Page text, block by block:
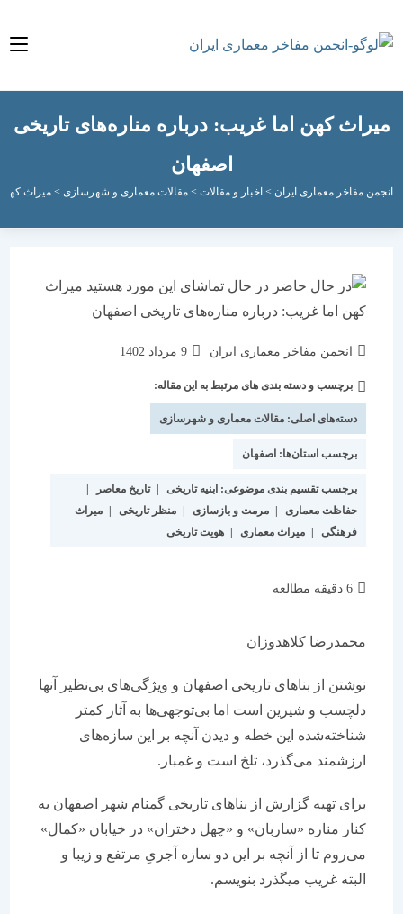
کهن اما غریب: درباره مناره‌های تاریخی
اصفهان
مفاخر معماری ایران > اخبار و مقالات>مقالات معماری و شهرسازی>میراث کهن اما
انجمن مفاخر معماری ایران
نوشته
شده
است:
9 مرداد 1402
برچسب و دسته بندی های مرتبط به این مقاله:
دسته‌های اصلی:مقالات معماری و شهرسازی
برچسب استان‌ها:اصفهان
برچسب تقسیم بندی موضوعی:ابنیه تاریخی | تاریخ معاصر |
حفاظت معماری
| مرمت و بازسازی | منظر تاریخی | میراث
فرهنگی | میراث معماری | هویت تاریخی
محمدرضا کلاهدوزان
نوشتن از بناهای تاریخی اصفهان و ویژگی‌های بی‌نظیر آنها
دلچسب و شیرین است اما بی‌توجهی‌ها به آثار کمتر
شناخته‌شده این خطه و دیدن آنچه بر این سازه‌های
ارزشمند می‌گذرد، تلخ است و غمبار.
برای تهیه گزارش از بناهای تاریخی گمنام شهر اصفهان به
کنار مناره «ساربان» و «چهل دختران» در خیابان «کمال»
می‌روم تا از آنچه بر این دو سازه آجریِ مرتفع و زیبا و
البته غریب می‎گذرد بنویسم.